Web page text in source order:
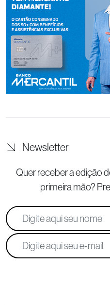
Newsletter
Quer receber a edição
primeira mão?